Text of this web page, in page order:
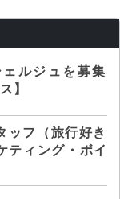
ルジュを募集
】
ッフ（旅行好き
ティング・ボイ